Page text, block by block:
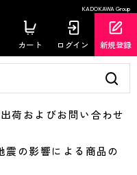
KADOKAWA Group
カート ログイン 新規登録
およびお問い合わせ
の影響による商品の